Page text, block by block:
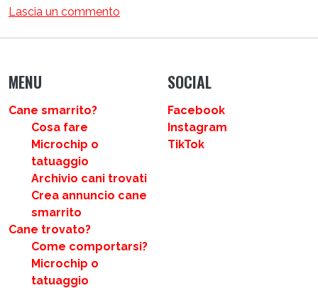
Lascia un commento
MENU
Cane smarrito?
Cosa fare
Microchip o
tatuaggio
Archivio cani trovati
Crea annuncio cane
smarrito
Cane trovato?
Come comportarsi?
Microchip o
tatuaggio
SOCIAL
Facebook
Instagram
TikTok